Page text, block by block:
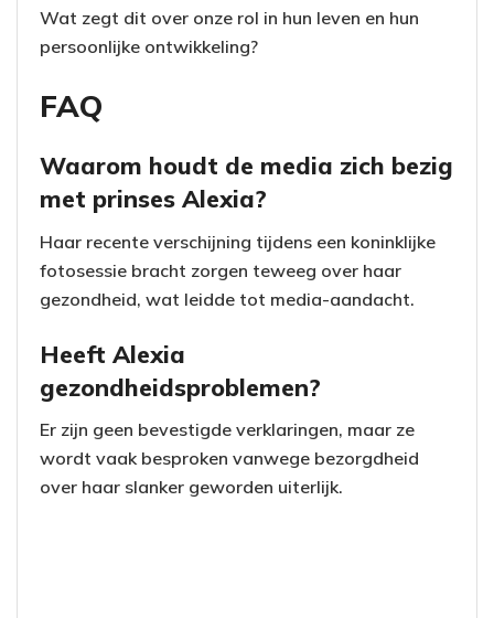
Wat zegt dit over onze rol in hun leven en hun
persoonlijke ontwikkeling?
FAQ
Waarom houdt de media zich bezig
met prinses Alexia?
Haar recente verschijning tijdens een koninklijke
fotosessie bracht zorgen teweeg over haar
gezondheid, wat leidde tot media-aandacht.
Heeft Alexia
gezondheidsproblemen?
Er zijn geen bevestigde verklaringen, maar ze
wordt vaak besproken vanwege bezorgdheid
over haar slanker geworden uiterlijk.